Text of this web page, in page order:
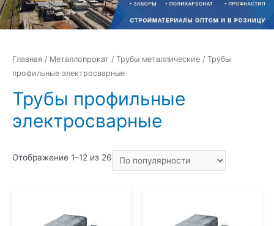
Главная / Металлопрокат / Трубы металлические / Трубы
профильные электросварные
Трубы профильные
электросварные
Отображение 1–12 из 26 Сортировка:
по